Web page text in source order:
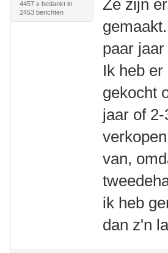
4457 x bedankt in
2453 berichten
Ze zijn
paar
Ik heb
gekocht
jaar of
van,
ik heb
dan z'n